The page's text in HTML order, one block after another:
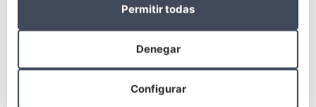
carillas de porcelanase realizan en el
laboratorio dental con material resistente y
duradero, dependiendo de la necesidad estética del
cliente. Necesitan una renovación cada 10 o 15
Configurar
Denegar
Permitir todas